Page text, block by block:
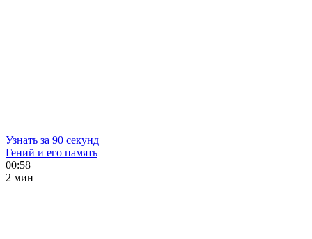
Узнать за 90 секунд
Гений и его память
00:58
2 мин